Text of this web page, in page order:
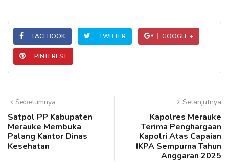
FACEBOOK TWITTER GOOGLE +
PINTEREST
Sebelumnya
Satpol PP Kabupaten
Merauke Membuka
Palang Kantor Dinas
Kesehatan
Selanjutnya
Kapolres Merauke
Terima Penghargaan
Kapolri Atas Capaian
IKPA Sempurna Tahun
Anggaran 2025